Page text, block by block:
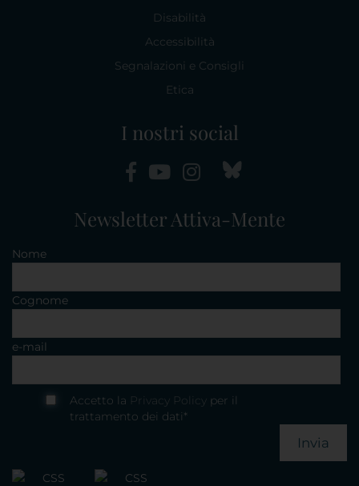
Disabilità
Accessibilità
Segnalazioni e Consigli
Etica
I nostri social
Newsletter Attiva-Mente
Nome
Cognome
e-mail
Accetto la Privacy Policy per il
trattamento dei dati*
Invia